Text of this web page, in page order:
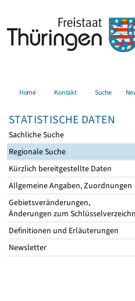
Home Kontakt Suche
STATISTISCHE DATEN
Sachliche Suche
Regionale Suche
Kürzlich bereitgestellte Daten
Allgemeine Angaben, Zuordnungen
Gebietsveränderungen,
Änderungen zum
Definitionen und Erläuterungen
Newsletter